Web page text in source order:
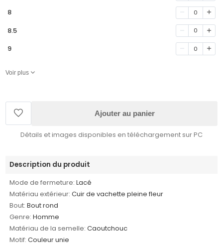
8 0
8.5 0
9 0
Voir plus
Ajouter au panier
Détails et images disponibles en téléchargement sur PC
Description du produit
Mode de fermeture: Lacé
Matériau extérieur: Cuir de vachette pleine fleur
Bout: Bout rond
Genre: Homme
Matériau de la semelle: Caoutchouc
Motif: Couleur unie